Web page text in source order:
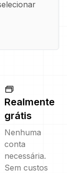
Realmente
grátis
Nenhuma
conta
necessária.
Sem custos